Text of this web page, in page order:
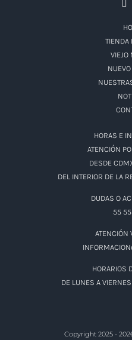
TIENDA
VIEJO
HORAS E
ATENCIÓN
DESDE
DEL INTERIOR DE LA
DUDAS O
55
ATENCIÓN
HORARIOS
DE LUNES A
Copyright 2025 -